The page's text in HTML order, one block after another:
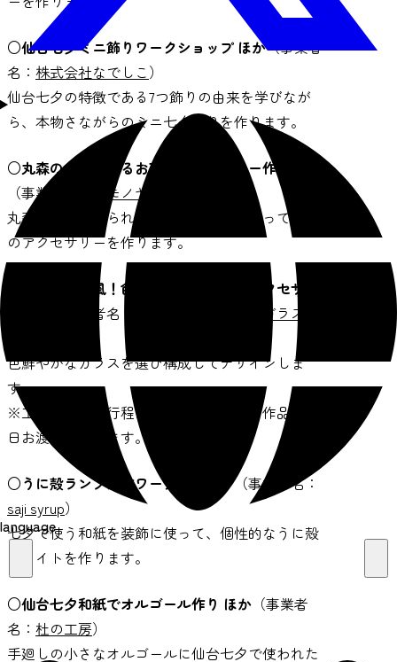
language
○仙台七夕ミニ飾りワークショップ ほか（事業者
名： 株式会社なでしこ）
仙台七夕の特徴である7つ飾りの由来を学びなが
ら、本物さながらのミニ七夕飾りを作ります。
○丸森のまゆで作るお花のアクセサリー作り ほか
（事業者名：
コモノヤ
丸森町でそだてられたお蚕さんの繭を使ってお花
のアクセサリーを作ります。
○七夕飾りの風！色鮮やかなガラスのアクセサリ
（事業者名：
ステンドグラス仙臺ガラス工
色鮮やかなガラスを選び構成してデザインしま
す。
※工房での焼き行程がございますので、作品は後
日お渡しになります。
○うに殻ランプ制作ワークショップ（事業者名：
saji syrup）
七夕で使う和紙を装飾に使って、個性的なうに殻
のライトを作ります。
○仙台七夕和紙でオルゴール作り ほか （事業者
名： 杜の工房）
手廻しの小さなオルゴールに仙台七夕で使われた